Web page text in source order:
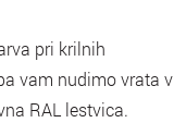
pri krilnih
vam nudimo vrata v
RAL lestvica.